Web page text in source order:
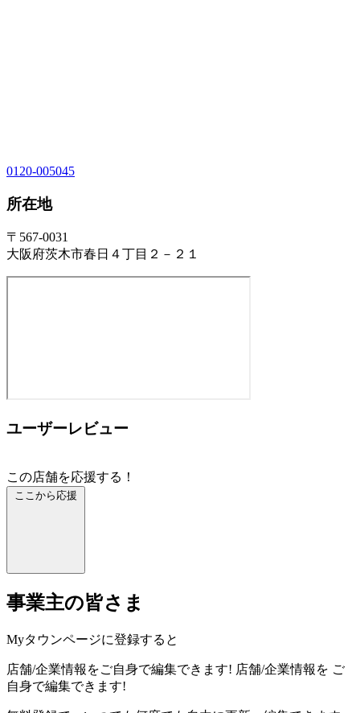
0120-005045
所在地
〒567-0031
大阪府茨木市春日４丁目２－２１
ユーザーレビュー
この店舗を応援する！
ここから応援
事業主の皆さま
Myタウンページに登録すると
店舗/企業情報をご自身で編集できます! 店舗/企業情報を ご
自身で編集できます!